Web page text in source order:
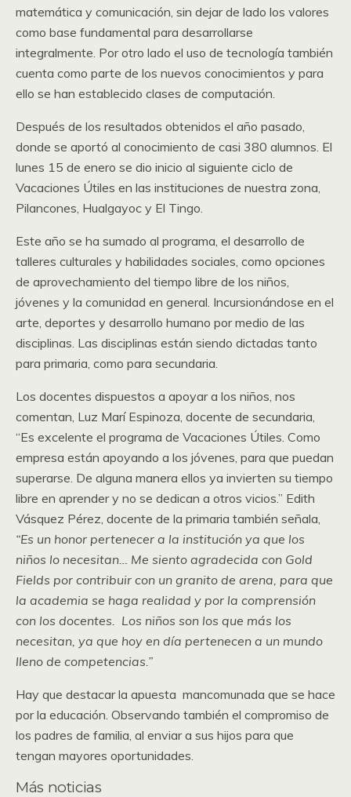
matemática y comunicación, sin dejar de lado los valores
como base fundamental para desarrollarse
integralmente. Por otro lado el uso de tecnología también
cuenta como parte de los nuevos conocimientos y para
ello se han establecido clases de computación.
Después de los resultados obtenidos el año pasado,
donde se aportó al conocimiento de casi 380 alumnos. El
lunes 15 de enero se dio inicio al siguiente ciclo de
Vacaciones Útiles en las instituciones de nuestra zona,
Pilancones, Hualgayoc y El Tingo.
Este año se ha sumado al programa, el desarrollo de
talleres culturales y habilidades sociales, como opciones
de aprovechamiento del tiempo libre de los niños,
jóvenes y la comunidad en general. Incursionándose en el
arte, deportes y desarrollo humano por medio de las
disciplinas. Las disciplinas están siendo dictadas tanto
para primaria, como para secundaria.
Los docentes dispuestos a apoyar a los niños, nos
comentan, Luz Marí Espinoza, docente de secundaria,
“Es excelente el programa de Vacaciones Útiles. Como
empresa están apoyando a los jóvenes, para que puedan
superarse. De alguna manera ellos ya invierten su tiempo
libre en aprender y no se dedican a otros vicios.” Edith
Vásquez Pérez, docente de la primaria también señala,
“Es un honor pertenecer a la institución ya que los
niños lo necesitan… Me siento agradecida con Gold
Fields por contribuir con un granito de arena, para que
la academia se haga realidad y por la comprensión
con los docentes. Los niños son los que más los
necesitan, ya que hoy en día pertenecen a un mundo
lleno de competencias.”
Hay que destacar la apuesta mancomunada que se hace
por la educación. Observando también el compromiso de
los padres de familia, al enviar a sus hijos para que
tengan mayores oportunidades.
Más noticias